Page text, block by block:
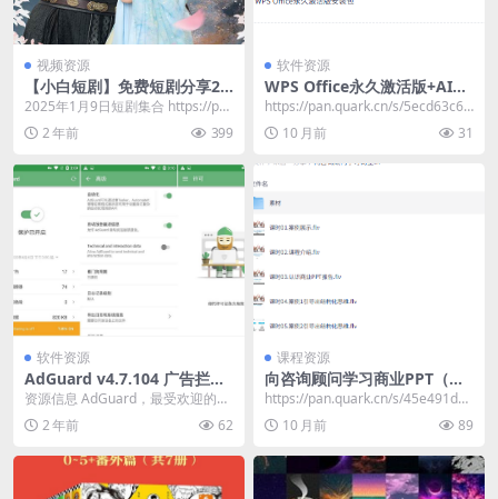
视频资源
【小白短剧】免费短剧分享20
25年1月9日
2025年1月9日短剧集合 https://pa
n.quark.cn/s/8d2...
2 年前 399
软件资源
WPS Office永久激活版+AI助
手插件+WPS PDF永久激活版
https://pan.quark.cn/s/5ecd63c68
3ce
10 月前 31
软件资源
AdGuard v4.7.104 广告拦截
程序，广告内容拦截跟踪器，
资源信息 AdGuard，最受欢迎的广
告拦截程序，堪称去广告大杀器。A
dguar...
2 年前 62
课程资源
向咨询顾问学习商业PPT（从
思维到技能）
https://pan.quark.cn/s/45e491d2c
f03 ​ 向咨...
10 月前 89